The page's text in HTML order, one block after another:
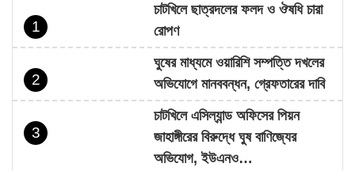
1
চাটখিলে ছাত্রদলের ফলদ ও ঔষধি চারা
রোপণ
2
ঘুষের মাধ্যমে ওয়ারিশি সম্পত্তি দখলের
অভিযোগে মানববন্ধন, গ্রেফতারের দাবি
3
চাটখিলে এসিল্যান্ড অফিসের পিয়ন
জাহাঙ্গীরের বিরুদ্ধে ঘুষ বাণিজ্যের
অভিযোগ, ইউএনও…